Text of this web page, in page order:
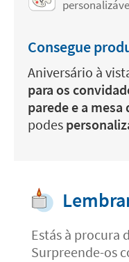
Consegue
Aniversário à
para os
parede e a mesa
podes
Estás à procura
Surpreende-os